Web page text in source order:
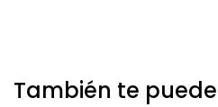
También te